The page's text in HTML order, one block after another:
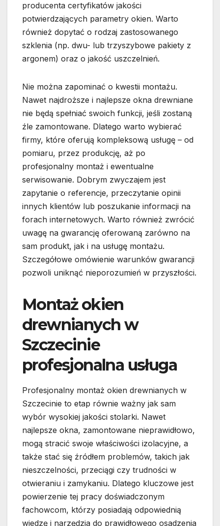
producenta certyfikatów jakości
potwierdzających parametry okien. Warto
również dopytać o rodzaj zastosowanego
szklenia (np. dwu- lub trzyszybowe pakiety z
argonem) oraz o jakość uszczelnień.
Nie można zapominać o kwestii montażu.
Nawet najdroższe i najlepsze okna drewniane
nie będą spełniać swoich funkcji, jeśli zostaną
źle zamontowane. Dlatego warto wybierać
firmy, które oferują kompleksową usługę – od
pomiaru, przez produkcję, aż po
profesjonalny montaż i ewentualne
serwisowanie. Dobrym zwyczajem jest
zapytanie o referencje, przeczytanie opinii
innych klientów lub poszukanie informacji na
forach internetowych. Warto również zwrócić
uwagę na gwarancję oferowaną zarówno na
sam produkt, jak i na usługę montażu.
Szczegółowe omówienie warunków gwarancji
pozwoli uniknąć nieporozumień w przyszłości.
Montaż okien
drewnianych w
Szczecinie
profesjonalna usługa
Profesjonalny montaż okien drewnianych w
Szczecinie to etap równie ważny jak sam
wybór wysokiej jakości stolarki. Nawet
najlepsze okna, zamontowane nieprawidłowo,
mogą stracić swoje właściwości izolacyjne, a
także stać się źródłem problemów, takich jak
nieszczelności, przeciągi czy trudności w
otwieraniu i zamykaniu. Dlatego kluczowe jest
powierzenie tej pracy doświadczonym
fachowcom, którzy posiadają odpowiednią
wiedzę i narzędzia do prawidłowego osadzenia